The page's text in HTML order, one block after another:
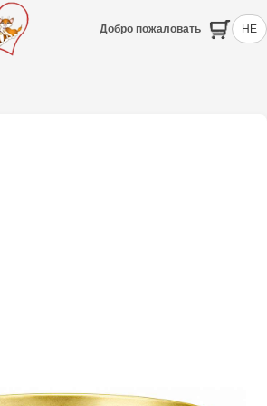
Добро пожаловать HE